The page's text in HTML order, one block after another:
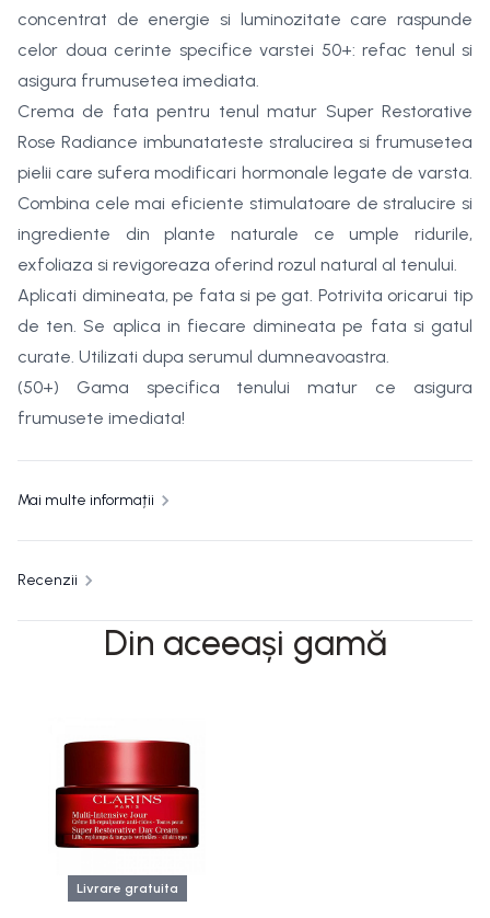
concentrat de energie si luminozitate care raspunde
celor doua cerinte specifice varstei 50+: refac tenul si
asigura frumusetea imediata.
Crema de fata pentru tenul matur Super Restorative
Rose Radiance imbunatateste stralucirea si frumusetea
pielii care sufera modificari hormonale legate de varsta.
Combina cele mai eficiente stimulatoare de stralucire si
ingrediente din plante naturale ce umple ridurile,
exfoliaza si revigoreaza oferind rozul natural al tenului.
Aplicati dimineata, pe fata si pe gat. Potrivita oricarui tip
de ten. Se aplica in fiecare dimineata pe fata si gatul
curate. Utilizati dupa serumul dumneavoastra.
(50+) Gama specifica tenului matur ce asigura
frumusete imediata!
Mai multe informații
Recenzii
Din aceeași gamă
Livrare gratuita